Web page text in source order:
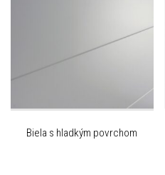
Biela s hladkým povrchom